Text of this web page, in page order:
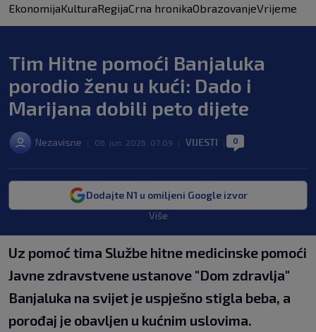
EkonomijaKulturaRegijaCrna hronikaObrazovanjeVrijeme
Tim Hitne pomoći Banjaluka
porodio ženu u kući: Dado i
Marijana dobili peto dijete
Nezavisne 06. jun. 2026. 07:09 VIJESTI 0
Dodajte N1 u omiljeni Google izvor
Više
Uz pomoć tima Službe hitne medicinske pomoći
Javne zdravstvene ustanove "Dom zdravlja"
Banjaluka na svijet je uspješno stigla beba, a
porođaj je obavljen u kućnim uslovima.